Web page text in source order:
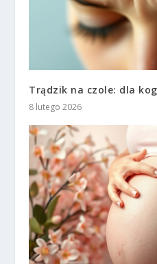
Trądzik na czole: dla
8 lutego 2026